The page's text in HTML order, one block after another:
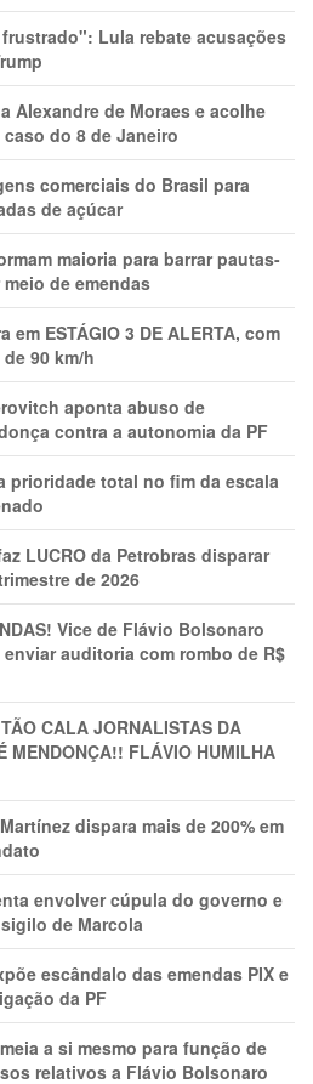
Lula rebate acusações
Alexandre de Moraes e acolhe
do 8 de Janeiro
comerciais do Brasil para
de açúcar
maioria para barrar pautas-
de emendas
em ESTÁGIO 3 DE ALERTA, com
90 km/h
aponta abuso de
contra a autonomia da PF
prioridade total no fim da escala
LUCRO da Petrobras disparar
de 2026
Vice de Flávio Bolsonaro
auditoria com rombo de R$
CALA JORNALISTAS DA
MENDONÇA!! FLÁVIO HUMILHA
dispara mais de 200% em
envolver cúpula do governo e
de Marcola
escândalo das emendas PIX e
da PF
a si mesmo para função de
relativos a Flávio Bolsonaro